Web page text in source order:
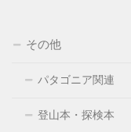
その他
パタゴニア関連
登山本・探検本